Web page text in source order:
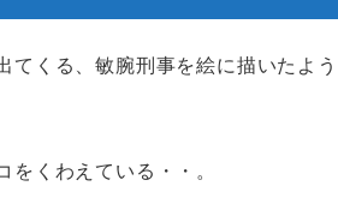
てくる、敏腕刑事を絵に描いたよう
くわえている・・。